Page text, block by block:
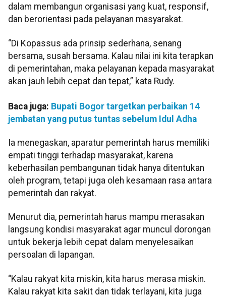
dalam membangun organisasi yang kuat, responsif,
dan berorientasi pada pelayanan masyarakat.
“Di Kopassus ada prinsip sederhana, senang
bersama, susah bersama. Kalau nilai ini kita terapkan
di pemerintahan, maka pelayanan kepada masyarakat
akan jauh lebih cepat dan tepat,” kata Rudy.
Baca juga: Bupati Bogor targetkan perbaikan 14
jembatan yang putus tuntas sebelum Idul Adha
Ia menegaskan, aparatur pemerintah harus memiliki
empati tinggi terhadap masyarakat, karena
keberhasilan pembangunan tidak hanya ditentukan
oleh program, tetapi juga oleh kesamaan rasa antara
pemerintah dan rakyat.
Menurut dia, pemerintah harus mampu merasakan
langsung kondisi masyarakat agar muncul dorongan
untuk bekerja lebih cepat dalam menyelesaikan
persoalan di lapangan.
“Kalau rakyat kita miskin, kita harus merasa miskin.
Kalau rakyat kita sakit dan tidak terlayani, kita juga